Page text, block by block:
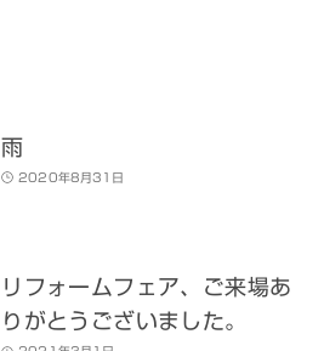
雨
2020年8月31日
リフォームフェア、ご来場あ
りがとうございました。